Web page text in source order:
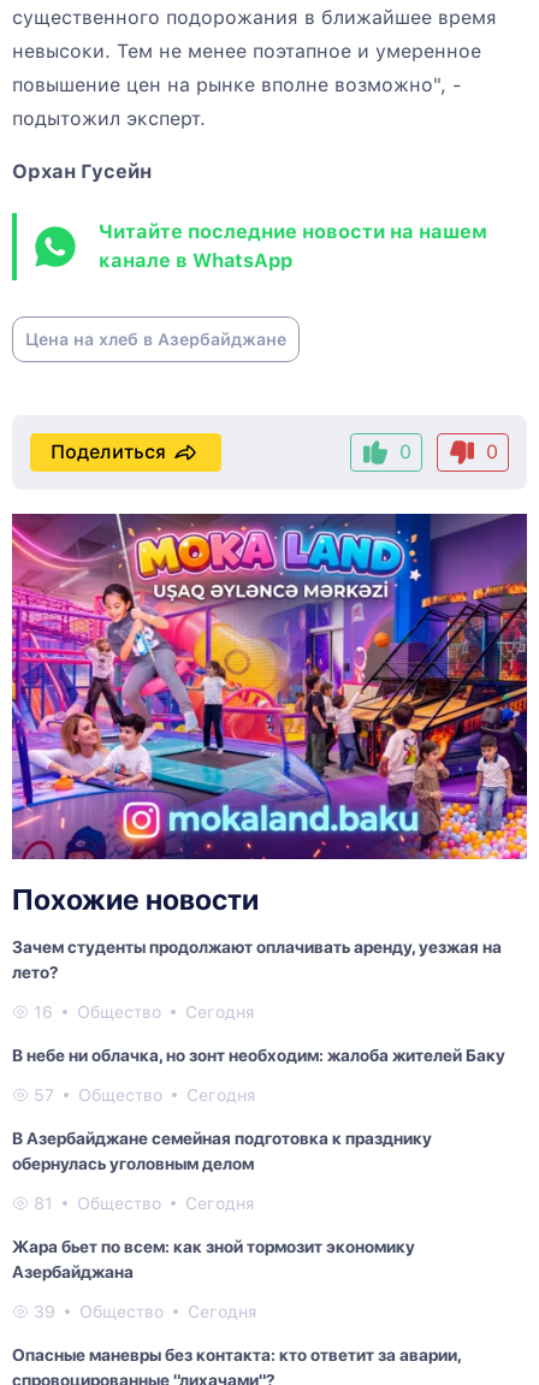
существенного подорожания в ближайшее время
невысоки. Тем не менее поэтапное и умеренное
повышение цен на рынке вполне возможно", -
подытожил эксперт.
Орхан Гусейн
Читайте последние новости на нашем
канале в WhatsApp
Цена на хлеб в Азербайджане
0 0
Поделиться
Похожие новости
Зачем студенты продолжают оплачивать аренду, уезжая на
лето?
16 Общество Сегодня
В небе ни облачка, но зонт необходим: жалоба жителей Баку
57 Общество Сегодня
В Азербайджане семейная подготовка к празднику
обернулась уголовным делом
81 Общество Сегодня
Жара бьет по всем: как зной тормозит экономику
Азербайджана
39 Общество Сегодня
Опасные маневры без контакта: кто ответит за аварии,
спровоцированные "лихачами"?